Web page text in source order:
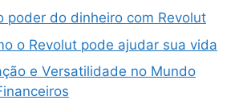
poder do dinheiro com Revolut
o Revolut pode ajudar sua vida
e Versatilidade no Mundo